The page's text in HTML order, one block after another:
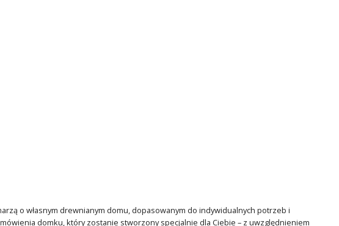
o własnym drewnianym domu, dopasowanym do indywidualnych potrzeb i
domku, który zostanie stworzony specjalnie dla Ciebie – z uwzględnieniem